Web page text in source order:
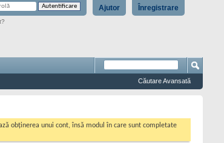
Înregistrare
Ajutor
Căutare Avansată
obținerea unui cont, însă modul în care sunt completate